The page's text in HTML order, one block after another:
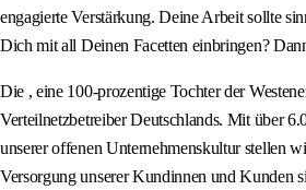
engagierte Verstärkung. Deine Arbeit sollte
Dich mit all Deinen Facetten einbringen?
Die , eine 100-prozentige Tochter der
Verteilnetzbetreiber Deutschlands. Mit über
unserer offenen Unternehmenskultur stellen
Versorgung unserer Kundinnen und Kunden